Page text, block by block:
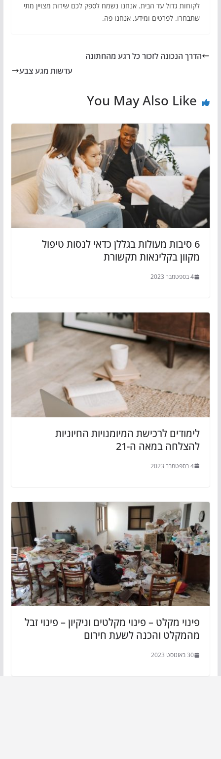
לקוחות גדול עד הבית. אנחנו נשמח לספק לכם שירות מצויין מתי
שתבחרו. לפרטים ומידע, אנחנו פה.
הדרך הנכונה לזכור כל רגע מהחתונה
עדשות מגע צבע
You May Also Like
6 סיבות מעולות בגללן כדאי לנסות טיפול
מקוון בקלינאות תקשורת
4 בספטמבר 2023
לימודים לרכישת המיומנויות החיוניות
להצלחה במאה ה-21
4 בספטמבר 2023
פינוי מקלט – פינוי מקלטים וניקיון – פינוי זבל
מהמקלט והכנה לשעת חירום
30 באוגוסט 2023